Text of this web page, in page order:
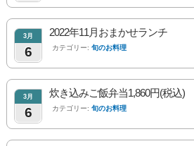
3月
6
2022年11月おまかせランチ
カテゴリー: 旬のお料理
3月
6
炊き込みご飯弁当1,860円(税込)
カテゴリー: 旬のお料理